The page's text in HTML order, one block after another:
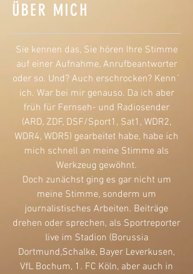
ÜBER MICH
Sie kennen das, Sie hören Ihre Stimme
auf einer Aufnahme, Anrufbeantworter
oder so. Und? Auch erschrocken? Kenn´
ich. War bei mir genauso. Da ich aber
früh für Fernseh- und Radiosender
(ARD, ZDF, DSF/Sport1, Sat1, WDR2,
WDR4, WDR5) gearbeitet habe, habe ich
mich schnell an meine Stimme als
Werkzeug gewöhnt.
Doch zunächst ging es gar nicht um
meine Stimme, sonderm um
journalistisches Arbeiten. Beiträge
drehen oder sprechen, als Sportreporter
live im Stadion (Borussia
Dortmund,Schalke, Bayer Leverkusen,
VfL Bochum, 1. FC Köln, aber auch in